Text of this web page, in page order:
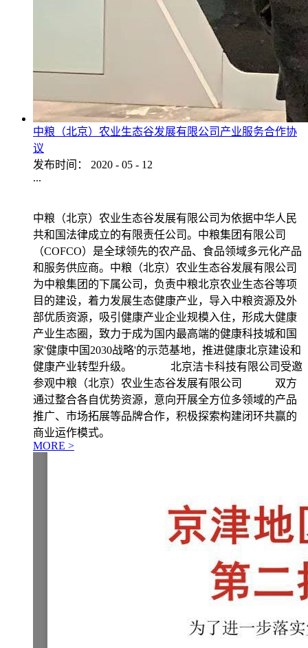
中粮（北京）农业生态谷发展有限公司产业服务合作协
议
发布时间：
2020 - 05 - 12
...
中粮（北京）农业生态谷发展有限公司为依据中华人民
共和国法律成立的有限责任公司。中粮集团有限公司
（COFCO）是全球领先的农产品、食品领域多元化产品
和服务供应商。中粮（北京）农业生态谷发展有限公司
为中粮集团的下属公司，负责中粮北京农业生态谷等项
目的建设，着力发展生态健康产业，导入中粮资源及外
部优质资源，吸引健康产业企业规模入住，形成大健康
产业生态圈，致力于成为国内最高端的健康科技城和国
家'健康中国2030战略'的示范基地，推进健康北京建设和
健康产业转型升级。 北京洁卡科技有限公司受邀
参观中粮（北京）农业生态谷发展有限公司 双方
通过整合各自优势资源，意向开展全方位多领域的产品
推广、市场拓展等品牌合作，积极探索构建闭环共赢的
商业运作模式。
MORE >